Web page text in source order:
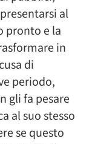
al
pronto e la
in
di
periodo,
gli fa pesare
al suo stesso
se questo